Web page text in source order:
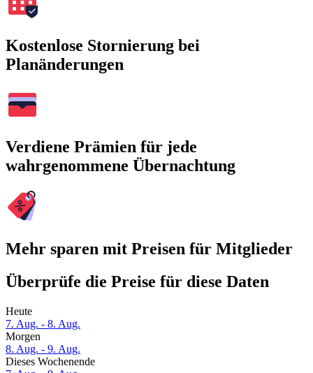
Kostenlose Stornierung bei
Planänderungen
Verdiene Prämien für jede
wahrgenommene Übernachtung
Mehr sparen mit Preisen für Mitglieder
Überprüfe die Preise für diese Daten
Heute
7. Aug. - 8. Aug.
Morgen
8. Aug. - 9. Aug.
Dieses Wochenende